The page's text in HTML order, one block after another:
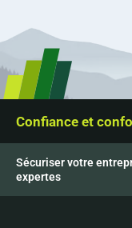
Confiance et
Sécuriser votre
expertes